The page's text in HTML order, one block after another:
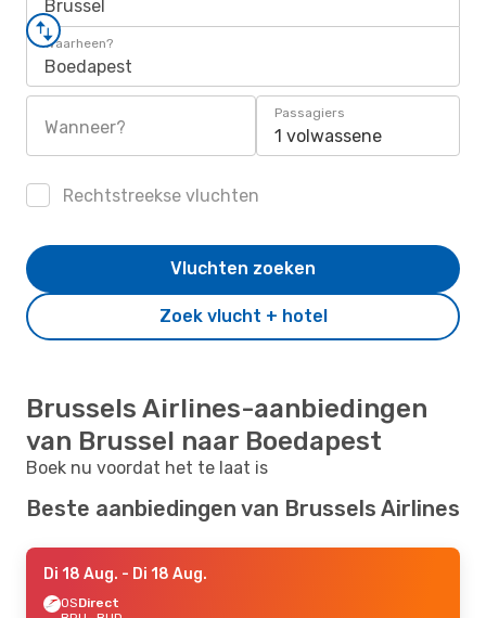
Brussel
Waarheen?
Boedapest
Wanneer?
Passagiers
1 volwassene
Rechtstreekse vluchten
Zoek vlucht + hotel
Vluchten zoeken
Brussels Airlines-aanbiedingen
van Brussel naar Boedapest
Boek nu voordat het te laat is
Beste aanbiedingen van Brussels Airlines
Di 18 Aug. - Di 18 Aug.
OSDirect